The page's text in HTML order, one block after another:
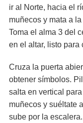
ir al Norte, hacia el
muñecos y mata a
Toma el alma 3 del
en el altar, listo para
Cruza la puerta
obtener símbolos.
salta en vertical
muñecos y suéltate
sube por la